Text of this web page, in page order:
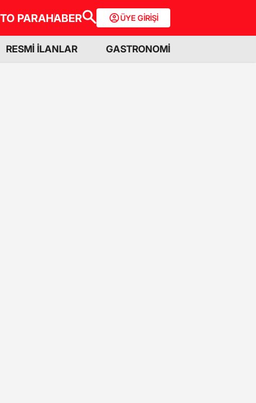
PARAHABER ÜYE GİRİŞİ
RESMİ İLANLAR GASTRONOMİ